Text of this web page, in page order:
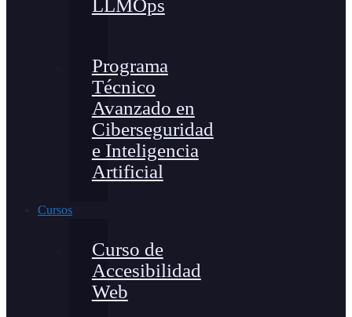
LLMOps
Programa
Técnico
Avanzado en
Ciberseguridad
e Inteligencia
Artificial
Cursos
Curso de
Accesibilidad
Web